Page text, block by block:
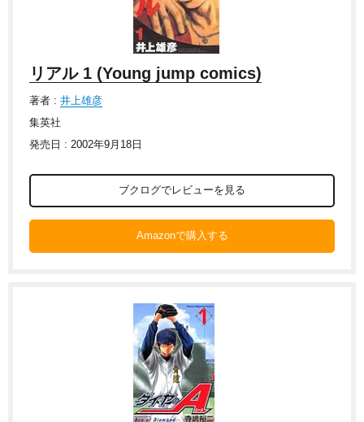
リアル 1 (Young jump comics)
著者 : 井上雄彦
集英社
発売日 : 2002年9月18日
ブクログでレビューを見る
Amazonで購入する